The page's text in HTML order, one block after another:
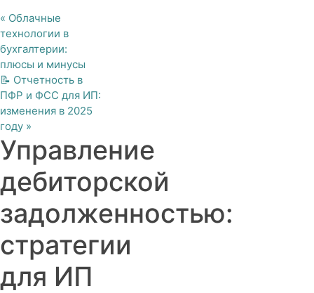
« Облачные
технологии в
бухгалтерии:
плюсы и минусы
📝 Отчетность в
ПФР и ФСС для ИП:
изменения в 2025
году »
Управление
дебиторской
задолженностью:
стратегии
для ИП